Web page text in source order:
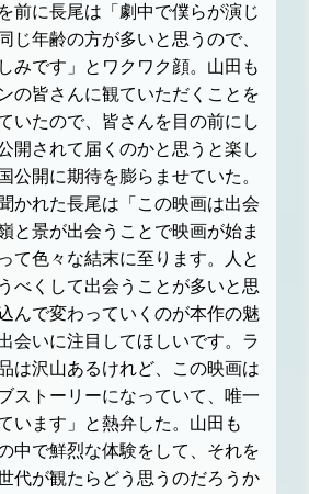
前に長尾は「劇中で僕らが演じ
じ年齢の方が多いと思うので、
みです」とワクワク顔。山田も
の皆さんに観ていただくことを
いたので、皆さんを目の前にし
開されて届くのかと思うと楽し
公開に期待を膨らませていた。
かれた長尾は「この映画は出会
と景が出会うことで映画が始ま
て色々な結末に至ります。人と
べくして出会うことが多いと思
んで変わっていくのが本作の魅
会いに注目してほしいです。ラ
は沢山あるけれど、この映画は
ストーリーになっていて、唯一
います」と熱弁した。山田も
中で鮮烈な体験をして、それを
代が観たらどう思うのだろうか